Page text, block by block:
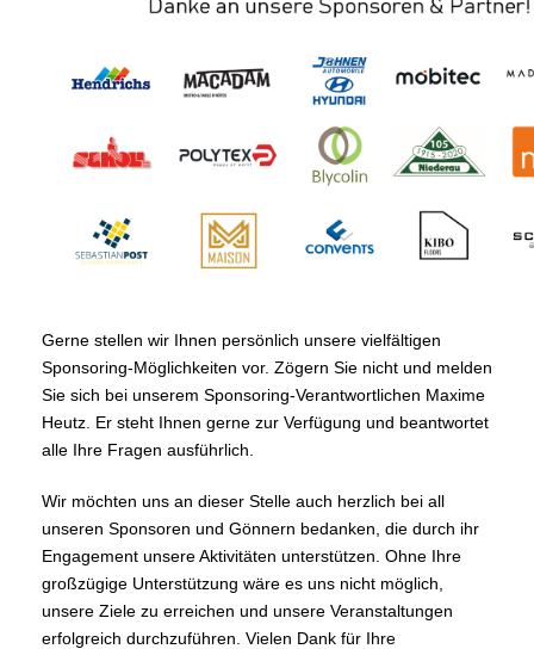
Gerne stellen wir Ihnen persönlich unsere vielfältigen
Sponsoring-Möglichkeiten vor. Zögern Sie nicht und melden
Sie sich bei unserem Sponsoring-Verantwortlichen Maxime
Heutz. Er steht Ihnen gerne zur Verfügung und beantwortet
alle Ihre Fragen ausführlich.
Wir möchten uns an dieser Stelle auch herzlich bei all
unseren Sponsoren und Gönnern bedanken, die durch ihr
Engagement unsere Aktivitäten unterstützen. Ohne Ihre
großzügige Unterstützung wäre es uns nicht möglich,
unsere Ziele zu erreichen und unsere Veranstaltungen
erfolgreich durchzuführen. Vielen Dank für Ihre